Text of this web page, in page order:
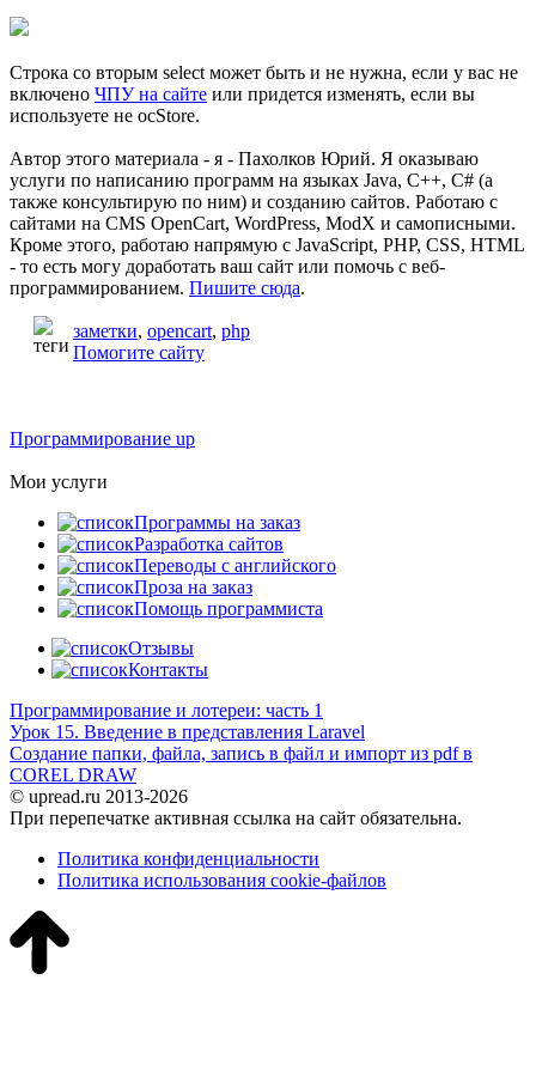
Строка со вторым select может быть и не нужна, если у вас не
включено ЧПУ на сайте или придется изменять, если вы
используете не ocStore.
Автор этого материала - я - Пахолков Юрий. Я оказываю
услуги по написанию программ на языках Java, C++, C# (а
также консультирую по ним) и созданию сайтов. Работаю с
сайтами на CMS OpenCart, WordPress, ModX и самописными.
Кроме этого, работаю напрямую с JavaScript, PHP, CSS, HTML
- то есть могу доработать ваш сайт или помочь с веб-
программированием. Пишите сюда.
заметки, opencart, php
Помогите сайту
Программирование up
Мои услуги
Программы на заказ
Разработка сайтов
Переводы с английского
Проза на заказ
Помощь программиста
Отзывы
Контакты
Программирование и лотереи: часть 1
Урок 15. Введение в представления Laravel
Создание папки, файла, запись в файл и импорт из pdf в
COREL DRAW
© upread.ru 2013-2026
При перепечатке активная ссылка на сайт обязательна.
Политика конфиденциальности
Политика использования cookie-файлов